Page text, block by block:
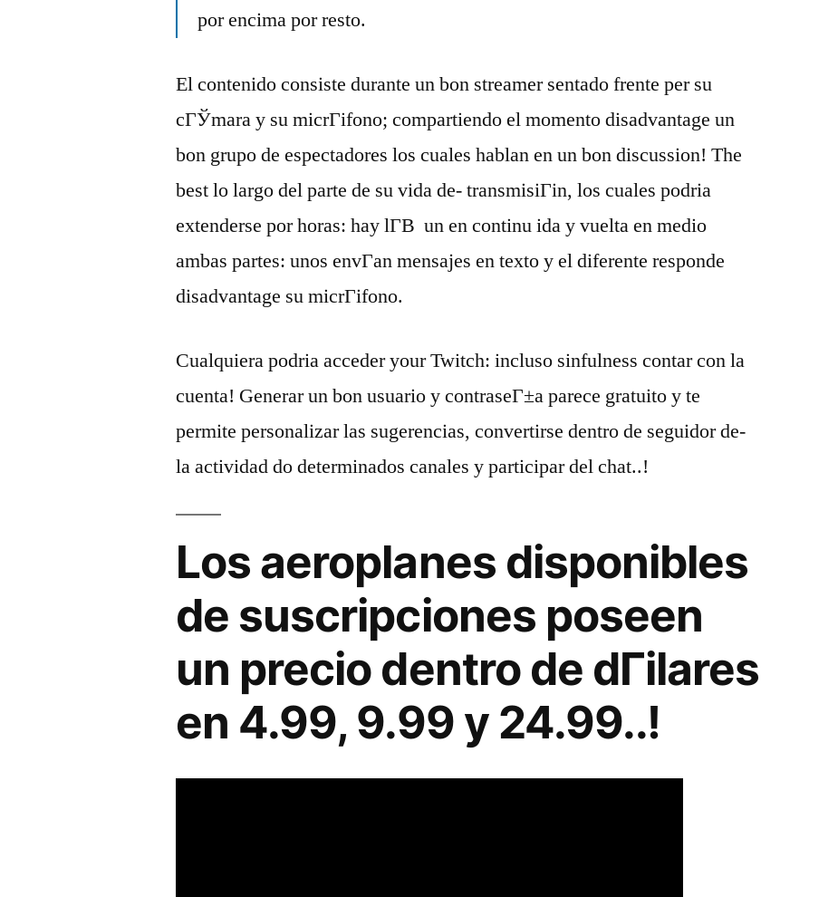
por encima por resto.
El contenido consiste durante un bon streamer sentado frente per su
cГЎmara y su micrГіfono; compartiendo el momento disadvantage un
bon grupo de espectadores los cuales hablan en un bon discussion! The
best lo largo del parte de su vida de- transmisiГіn, los cuales podria
extenderse por horas: hay lГ­В un en continu ida y vuelta en medio
ambas partes: unos envГ­an mensajes en texto y el diferente responde
disadvantage su micrГіfono.
Cualquiera podria acceder your Twitch: incluso sinfulness contar con la
cuenta! Generar un bon usuario y contraseГ±a parece gratuito y te
permite personalizar las sugerencias, convertirse dentro de seguidor de-
la actividad do determinados canales y participar del chat..!
Los aeroplanes disponibles
de suscripciones poseen
un precio dentro de dГіlares
en 4.99, 9.99 y 24.99..!